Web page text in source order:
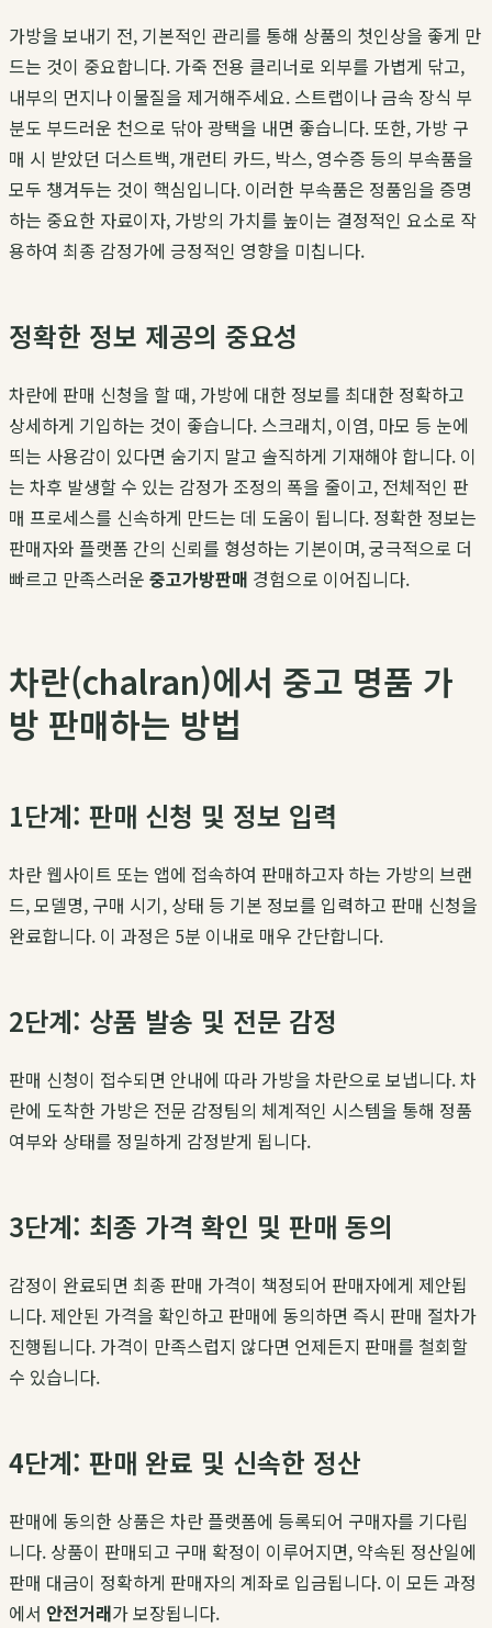
가방을 보내기 전, 기본적인 관리를 통해 상품의 첫인상을 좋게 만
드는 것이 중요합니다. 가죽 전용 클리너로 외부를 가볍게 닦고,
내부의 먼지나 이물질을 제거해주세요. 스트랩이나 금속 장식 부
분도 부드러운 천으로 닦아 광택을 내면 좋습니다. 또한, 가방 구
매 시 받았던 더스트백, 개런티 카드, 박스, 영수증 등의 부속품을
모두 챙겨두는 것이 핵심입니다. 이러한 부속품은 정품임을 증명
하는 중요한 자료이자, 가방의 가치를 높이는 결정적인 요소로 작
용하여 최종 감정가에 긍정적인 영향을 미칩니다.
정확한 정보 제공의 중요성
차란에 판매 신청을 할 때, 가방에 대한 정보를 최대한 정확하고
상세하게 기입하는 것이 좋습니다. 스크래치, 이염, 마모 등 눈에
띄는 사용감이 있다면 숨기지 말고 솔직하게 기재해야 합니다. 이
는 차후 발생할 수 있는 감정가 조정의 폭을 줄이고, 전체적인 판
매 프로세스를 신속하게 만드는 데 도움이 됩니다. 정확한 정보는
판매자와 플랫폼 간의 신뢰를 형성하는 기본이며, 궁극적으로 더
빠르고 만족스러운 중고가방판매 경험으로 이어집니다.
차란(chalran)에서 중고 명품 가
방 판매하는 방법
1단계: 판매 신청 및 정보 입력
차란 웹사이트 또는 앱에 접속하여 판매하고자 하는 가방의 브랜
드, 모델명, 구매 시기, 상태 등 기본 정보를 입력하고 판매 신청을
완료합니다. 이 과정은 5분 이내로 매우 간단합니다.
2단계: 상품 발송 및 전문 감정
판매 신청이 접수되면 안내에 따라 가방을 차란으로 보냅니다. 차
란에 도착한 가방은 전문 감정팀의 체계적인 시스템을 통해 정품
여부와 상태를 정밀하게 감정받게 됩니다.
3단계: 최종 가격 확인 및 판매 동의
감정이 완료되면 최종 판매 가격이 책정되어 판매자에게 제안됩
니다. 제안된 가격을 확인하고 판매에 동의하면 즉시 판매 절차가
진행됩니다. 가격이 만족스럽지 않다면 언제든지 판매를 철회할
수 있습니다.
4단계: 판매 완료 및 신속한 정산
판매에 동의한 상품은 차란 플랫폼에 등록되어 구매자를 기다립
니다. 상품이 판매되고 구매 확정이 이루어지면, 약속된 정산일에
판매 대금이 정확하게 판매자의 계좌로 입금됩니다. 이 모든 과정
에서 안전거래가 보장됩니다.